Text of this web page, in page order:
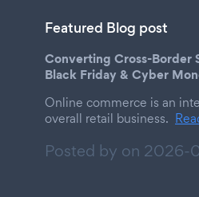
Featured Blog post
Converting Cross-Border
Black Friday & Cyber
Online commerce is an
overall retail business.
Posted by on 2026-